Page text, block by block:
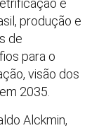
e
produção e
de
para o
visão dos
2035.
Alckmin,